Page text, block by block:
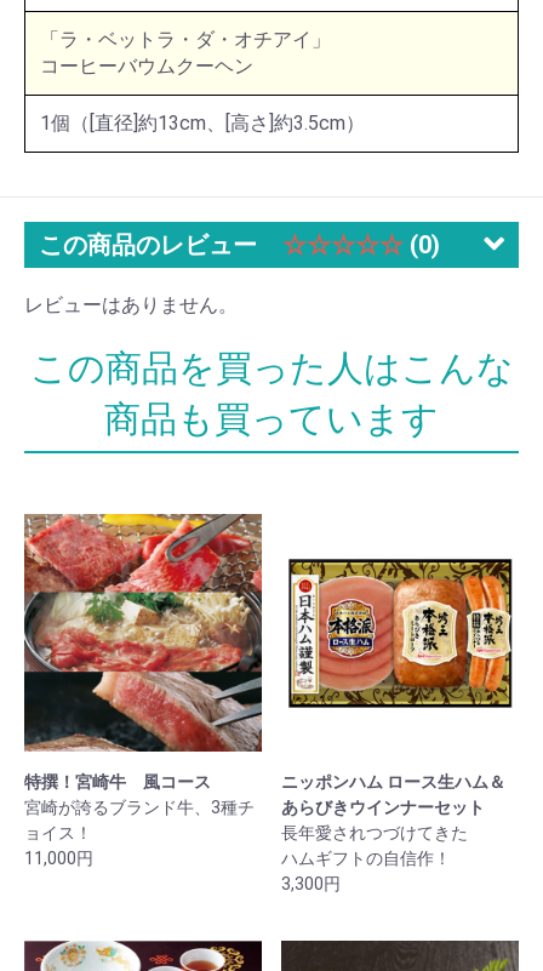
「ラ・ベットラ・ダ・オチアイ」
コーヒーバウムクーヘン
1個（[直径]約13cm、[高さ]約3.5cm）
この商品のレビュー ☆☆☆☆☆ (0)
レビューはありません。
特撰！宮崎牛 風コース
宮崎が誇るブランド牛、3種チ
ョイス！
11,000円
ニッポンハム ロース生ハム＆
あらびきウインナーセット
長年愛されつづけてきた
ハムギフトの自信作！
3,300円